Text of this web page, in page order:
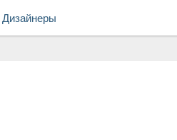
Дизайнеры